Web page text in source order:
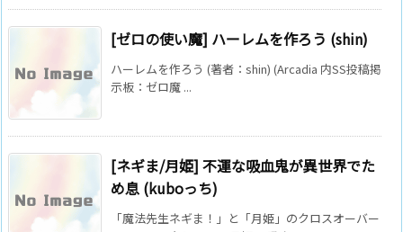
[ゼロの使い魔] ハーレムを作ろう (shin)
ハーレムを作ろう (著者：shin) (Arcadia 内SS投稿掲
示板：ゼロ魔 ...
[ネギま/月姫] 不運な吸血鬼が異世界でた
め息 (kuboっち)
「魔法先生ネギま！」と「月姫」のクロスオーバー